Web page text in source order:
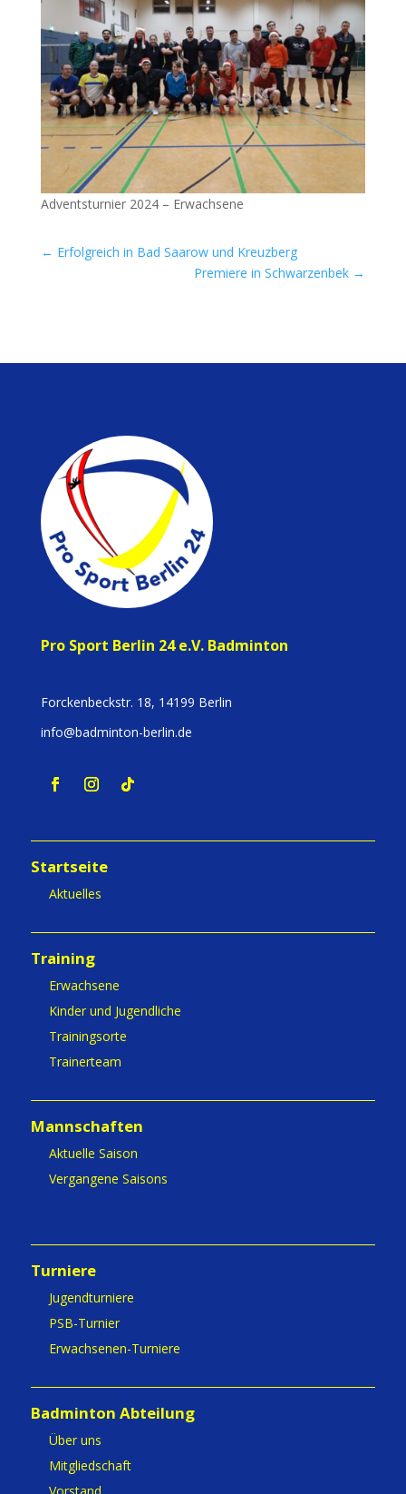
Adventsturnier 2024 – Erwachsene
← Erfolgreich in Bad Saarow und Kreuzberg
Premiere in Schwarzenbek →
Pro Sport Berlin 24 e.V. Badminton
Forckenbeckstr. 18, 14199 Berlin
info@badminton-berlin.de
Startseite
Aktuelles
Training
Erwachsene
Kinder und Jugendliche
Trainingsorte
Trainerteam
Mannschaften
Aktuelle Saison
Vergangene Saisons
Turniere
Jugendturniere
PSB-Turnier
Erwachsenen-Turniere
Badminton Abteilung
Über uns
Mitgliedschaft